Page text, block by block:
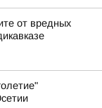
от вредных